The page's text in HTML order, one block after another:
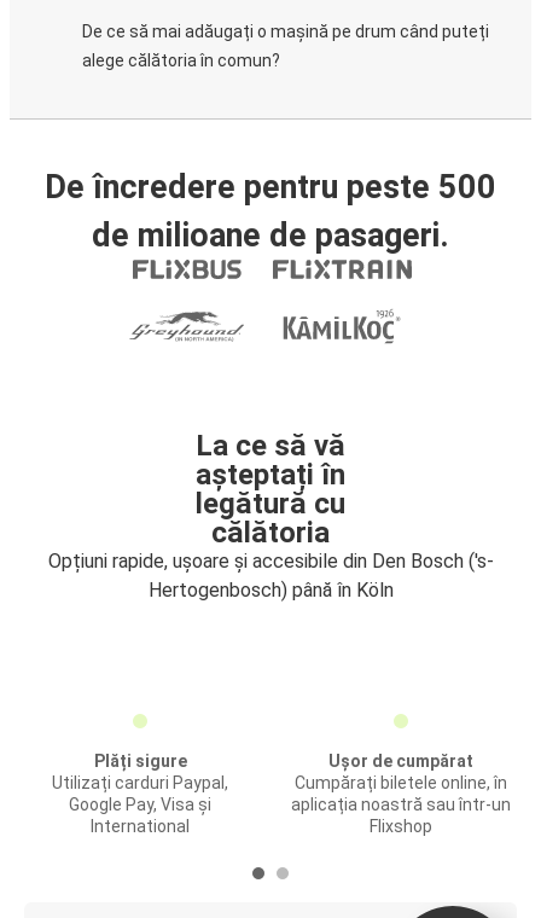
De ce să mai adăugați o mașină pe drum când puteți
alege călătoria în comun?
De încredere pentru peste 500
de milioane de pasageri.
La ce să vă
așteptați în
legătură cu
călătoria
Opțiuni rapide, ușoare și accesibile din Den Bosch ('s-
Hertogenbosch) până în Köln
Plăți sigure
Utilizați carduri Paypal,
Google Pay, Visa și
International
Ușor de cumpărat
Cumpărați biletele online, în
aplicația noastră sau într-un
Flixshop